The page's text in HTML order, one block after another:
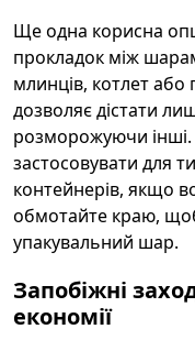
Ще одна корисна
прокладок між
млинців, котлет або
дозволяє дістати
розморожуючи
застосовувати для
контейнерів, якщо
обмотайте краю,
упакувальний шар.
Запобіжні
економії